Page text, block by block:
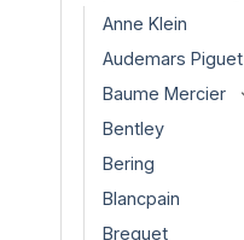
Anne Klein
Audemars Piguet
Baume Mercier
Bentley
Bering
Blancpain
Breguet